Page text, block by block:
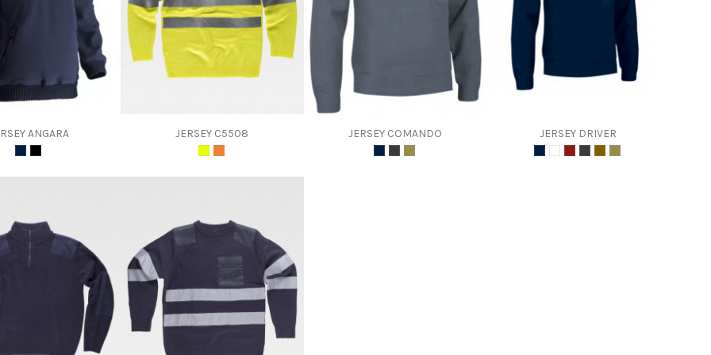
ANGARA JERSEY C5508 JERSEY COMANDO JERSEY DRIVER